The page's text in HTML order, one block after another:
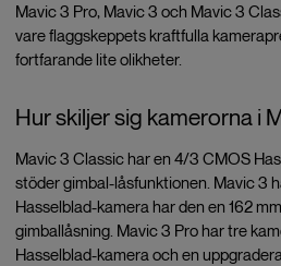
Mavic 3 Pro, Mavic 3 och Mavic 3
vare flaggskeppets kraftfulla
fortfarande lite olikheter.
Hur skiljer sig kamerorna i
Mavic 3 Classic har en 4/3 CMOS
stöder gimbal-låsfunktionen. Mavic 3
Hasselblad-kamera har den en 162
gimballåsning. Mavic 3 Pro har tre
Hasselblad-kamera och en